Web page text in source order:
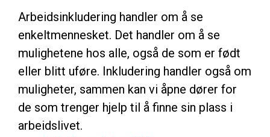
Arbeidsinkludering handler om å se
enkeltmennesket. Det handler om å se
mulighetene hos alle, også de som er født
eller blitt uføre. Inkludering handler også om
muligheter, sammen kan vi åpne dører for
de som trenger hjelp til å finne sin plass i
arbeidslivet.